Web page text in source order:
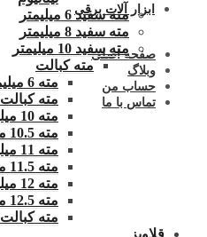
ابزار آلات برقی
صفحه اصلی
وبلاگ
حساب من
تماس با ما
مته سفید 6 میلیمتر
مته سفید 8 میلیمتر
مته سفید 10 میلیمتر
مته کبالت
مته 6 میلیمتر HSSCO8%
مته کبالت 8میلیمتر 8%HSSCO
مته 10 میلیمتر HSSCO8%
مته 10.5 میلیمتر HSSCO8%
مته 11 میلیمتر HSSCO8%
مته 11.5 میلیمتر HSSCO8%
مته 12 میلیمتر HSSCO8%
مته 12.5 میلیمتر HSSCO8% TICN
مته کبالت 13 میلیمتر 8%HSSCO TICN
قلاویز